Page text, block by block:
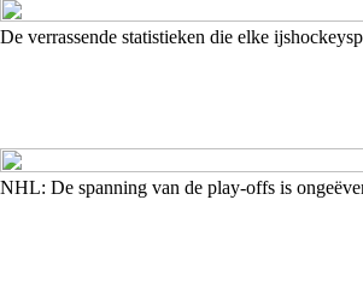
De verrassende statistieken die elke
NHL: De spanning van de play-offs is